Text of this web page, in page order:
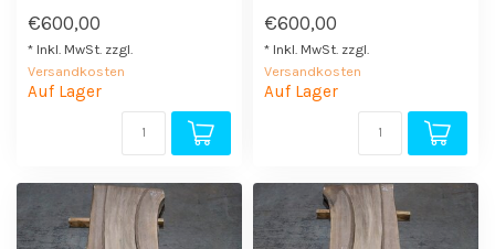
€600,00
* Inkl. MwSt. zzgl.
Versandkosten
Auf Lager
€600,00
* Inkl. MwSt. zzgl.
Versandkosten
Auf Lager